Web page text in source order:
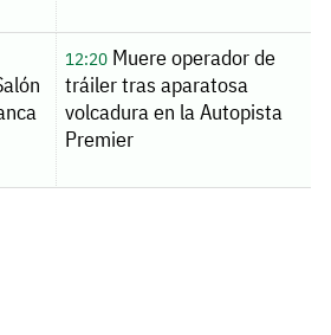
12:20Muere operador de
tráiler tras aparatosa
volcadura en la Autopista
Premier